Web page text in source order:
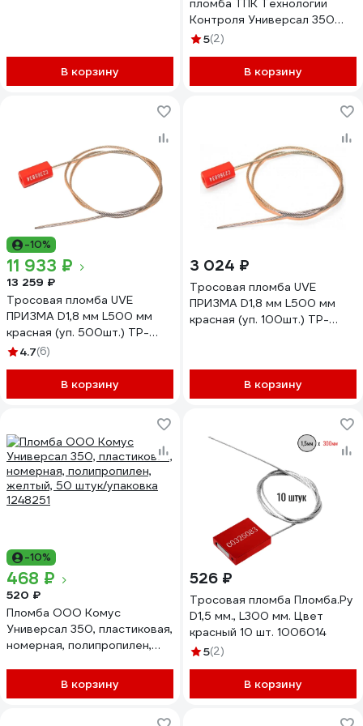
В корзину
пломба ТПК Технологии
Контроля Универсал 350
(Цвет:желтый) 1000 шт
5(2)
В корзину
-10%
11 933 ₽
13 259 ₽
Тросовая пломба UVE
ПРИЗМА D1,8 мм L500 мм
красная (уп. 500шт.) TP-
PRIZMA-1,8-500-500
4.7(6)
В корзину
3 024 ₽
Тросовая пломба UVE
ПРИЗМА D1,8 мм L500 мм
красная (уп. 100шт.) TP-
В корзину
-10%
468 ₽
520 ₽
Пломба ООО Комус
Универсал 350, пластиковая,
номерная, полипропилен,
В корзину
526 ₽
Тросовая пломба Пломба.Ру
D1,5 мм., L300 мм. Цвет
красный 10 шт. 1006014
5(2)
В корзину